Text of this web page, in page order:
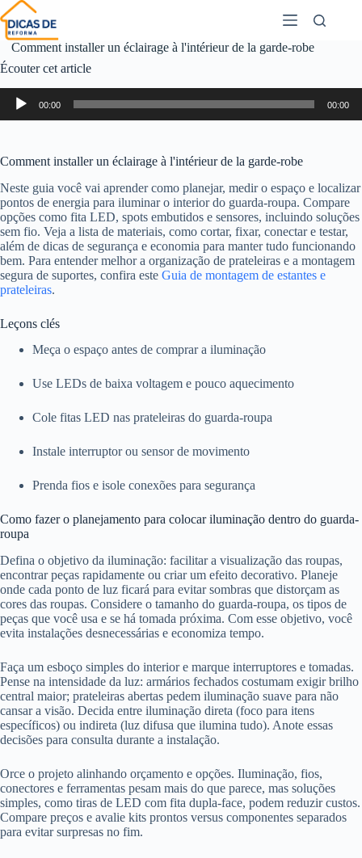
Comment installer un éclairage à l'intérieur de la garde-robe
Écouter cet article
Lecteur
audio
00:00 00:00
Comment installer un éclairage à l'intérieur de la garde-robe
Neste guia você vai aprender como planejar, medir o espaço e localizar
pontos de energia para iluminar o interior do guarda-roupa. Compare
opções como fita LED, spots embutidos e sensores, incluindo soluções
sem fio. Veja a lista de materiais, como cortar, fixar, conectar e testar,
além de dicas de segurança e economia para manter tudo funcionando
bem. Para entender melhor a organização de prateleiras e a montagem
segura de suportes, confira este Guia de montagem de estantes e
prateleiras.
Leçons clés
Meça o espaço antes de comprar a iluminação
Use LEDs de baixa voltagem e pouco aquecimento
Cole fitas LED nas prateleiras do guarda-roupa
Instale interruptor ou sensor de movimento
Prenda fios e isole conexões para segurança
Como fazer o planejamento para colocar iluminação dentro do guarda-
roupa
Defina o objetivo da iluminação: facilitar a visualização das roupas,
encontrar peças rapidamente ou criar um efeito decorativo. Planeje
onde cada ponto de luz ficará para evitar sombras que distorçam as
cores das roupas. Considere o tamanho do guarda-roupa, os tipos de
peças que você usa e se há tomada próxima. Com esse objetivo, você
evita instalações desnecessárias e economiza tempo.
Faça um esboço simples do interior e marque interruptores e tomadas.
Pense na intensidade da luz: armários fechados costumam exigir brilho
central maior; prateleiras abertas pedem iluminação suave para não
cansar a visão. Decida entre iluminação direta (foco para itens
específicos) ou indireta (luz difusa que ilumina tudo). Anote essas
decisões para consulta durante a instalação.
Orce o projeto alinhando orçamento e opções. Iluminação, fios,
conectores e ferramentas pesam mais do que parece, mas soluções
simples, como tiras de LED com fita dupla-face, podem reduzir custos.
Compare preços e avalie kits prontos versus componentes separados
para evitar surpresas no fim.